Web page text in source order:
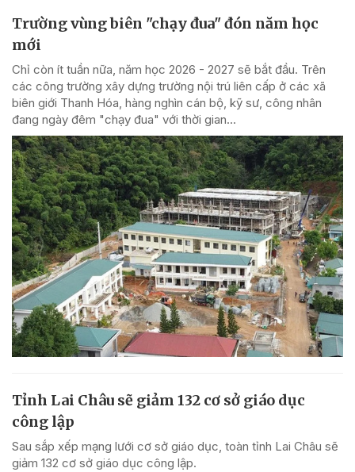
Trường vùng biên "chạy đua" đón năm học
mới
Chỉ còn ít tuần nữa, năm học 2026 - 2027 sẽ bắt đầu. Trên
các công trường xây dựng trường nội trú liên cấp ở các xã
biên giới Thanh Hóa, hàng nghìn cán bộ, kỹ sư, công nhân
đang ngày đêm "chạy đua" với thời gian...
Tỉnh Lai Châu sẽ giảm 132 cơ sở giáo dục
công lập
Sau sắp xếp mạng lưới cơ sở giáo dục, toàn tỉnh Lai Châu sẽ
giảm 132 cơ sở giáo dục công lập.